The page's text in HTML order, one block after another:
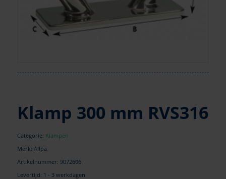
Klamp 300 mm RVS316
Categorie: Klampen
Merk: Allpa
Artikelnummer: 9072606
Levertijd: 1 - 3 werkdagen